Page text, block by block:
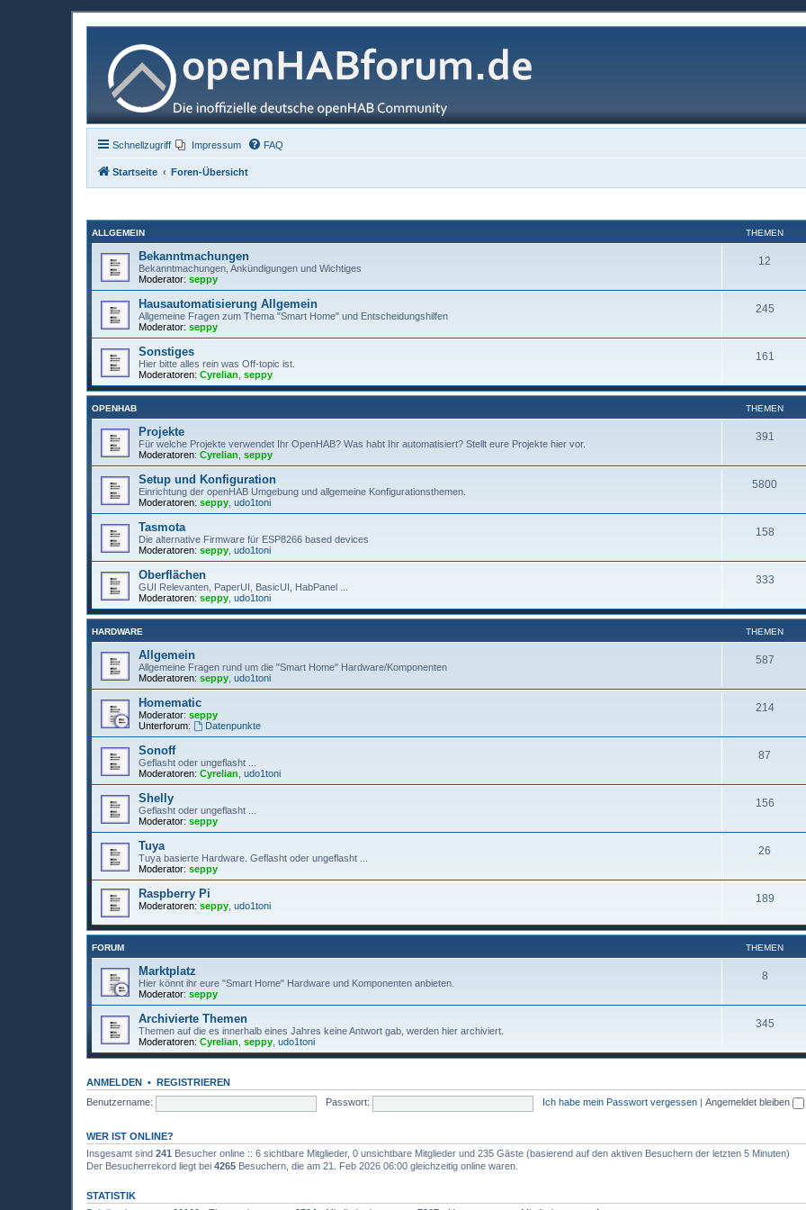
Schnellzugriff Impressum FAQ
Startseite Foren-Übersicht
ALLGEMEIN THEMEN
Bekanntmachungen
Bekanntmachungen, Ankündigungen und Wichtiges
Moderator: seppy
12
Hausautomatisierung Allgemein
Allgemeine Fragen zum Thema "Smart Home" und Entscheidungshilfen
Moderator: seppy
245
Sonstiges
Hier bitte alles rein was Off-topic ist.
Moderatoren: Cyrelian seppy
161
OPENHAB THEMEN
Projekte
Für welche Projekte verwendet Ihr OpenHAB? Was habt Ihr automatisiert? Stellt eure Projekte hier vor.
Moderatoren: Cyrelian seppy
391
Setup und Konfiguration
Einrichtung der openHAB Umgebung und allgemeine Konfigurationsthemen.
Moderatoren: seppy udo1toni
5800
Tasmota
Die alternative Firmware für ESP8266 based devices
Moderatoren: seppy udo1toni
158
Oberflächen
GUI Relevanten, PaperUI, BasicUI, HabPanel ...
Moderatoren: seppy udo1toni
333
HARDWARE THEMEN
Allgemein
Allgemeine Fragen rund um die "Smart Home" Hardware/Komponenten
Moderatoren: seppy udo1toni
587
Homematic
Moderator: seppy
Unterforum:
Datenpunkte
214
Sonoff
Geflasht oder ungeflasht ...
Moderatoren: Cyrelian udo1toni
87
Shelly
Geflasht oder ungeflasht ...
Moderator: seppy
156
Tuya
Tuya basierte Hardware. Geflasht oder ungeflasht ...
Moderator: seppy
26
Raspberry Pi
Moderatoren: seppy udo1toni
189
FORUM THEMEN
Marktplatz
Hier könnt ihr eure "Smart Home" Hardware und Komponenten anbieten.
Moderator: seppy
8
Archivierte Themen
Themen auf die es innerhalb eines Jahres keine Antwort gab, werden hier archiviert.
Moderatoren: Cyrelian seppy udo1toni
345
ANMELDEN • REGISTRIEREN
Benutzername:
Passwort: Ich habe mein Passwort vergessen Angemeldet bleiben
WER IST ONLINE?
Insgesamt sind 241 Besucher online :: 6 sichtbare Mitglieder, 0 unsichtbare Mitglieder und 235 Gäste (basierend auf den aktiven Besuchern der letzten 5 Minuten)
Der Besucherrekord liegt bei 4265 Besuchern, die am 21. Feb 2026 06:00 gleichzeitig online waren.
STATISTIK